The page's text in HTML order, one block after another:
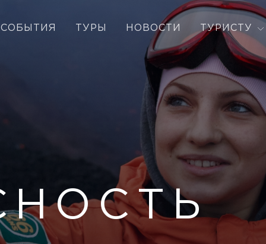
СОБЫТИЯ ТУРЫ НОВОСТИ ТУРИСТУ